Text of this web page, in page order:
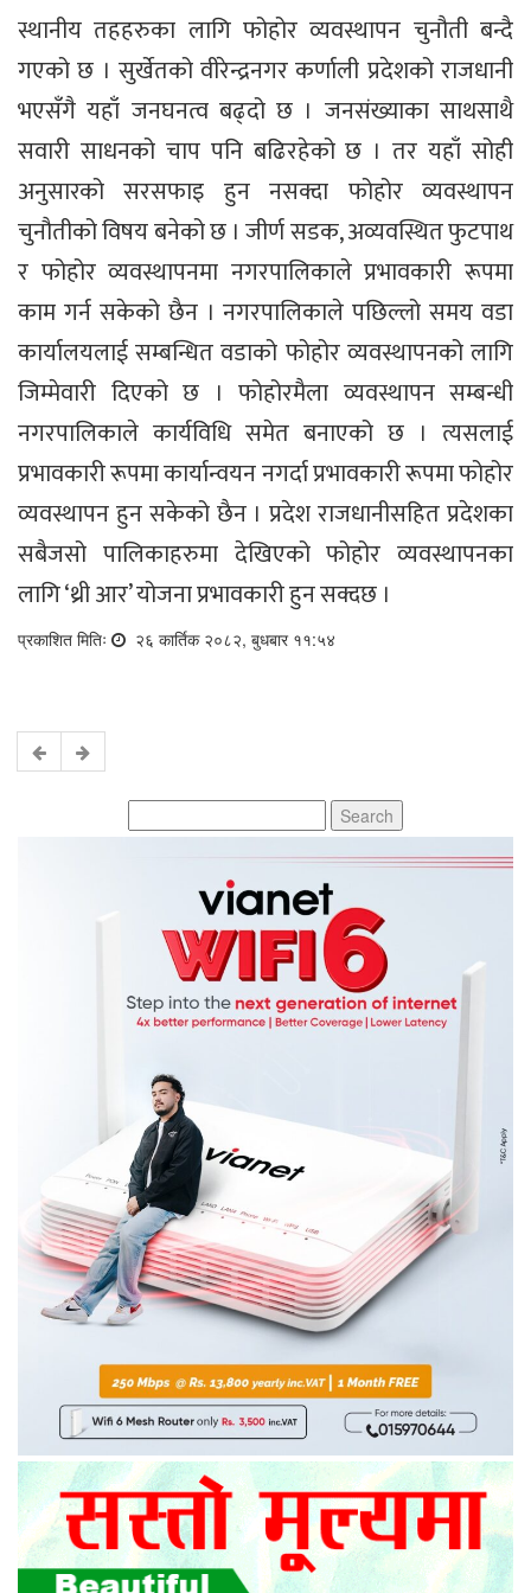
स्थानीय तहहरुका लागि फोहोर व्यवस्थापन चुनौती बन्दै
गएको छ । सुर्खेतको वीरेन्द्रनगर कर्णाली प्रदेशको राजधानी
भएसँगै यहाँ जनघनत्व बढ्दो छ । जनसंख्याका साथसाथै
सवारी साधनको चाप पनि बढिरहेको छ । तर यहाँ सोही
अनुसारको सरसफाइ हुन नसक्दा फोहोर व्यवस्थापन
चुनौतीको विषय बनेको छ । जीर्ण सडक, अव्यवस्थित फुटपाथ
र फोहोर व्यवस्थापनमा नगरपालिकाले प्रभावकारी रूपमा
काम गर्न सकेको छैन । नगरपालिकाले पछिल्लो समय वडा
कार्यालयलाई सम्बन्धित वडाको फोहोर व्यवस्थापनको लागि
जिम्मेवारी दिएको छ । फोहोरमैला व्यवस्थापन सम्बन्धी
नगरपालिकाले कार्यविधि समेत बनाएको छ । त्यसलाई
प्रभावकारी रूपमा कार्यान्वयन नगर्दा प्रभावकारी रूपमा फोहोर
व्यवस्थापन हुन सकेको छैन । प्रदेश राजधानीसहित प्रदेशका
सबैजसो पालिकाहरुमा देखिएको फोहोर व्यवस्थापनका
लागि ‘थ्री आर’ योजना प्रभावकारी हुन सक्दछ ।
प्रकाशित मितिः २६ कार्तिक २०८२, बुधबार ११:५४
for: